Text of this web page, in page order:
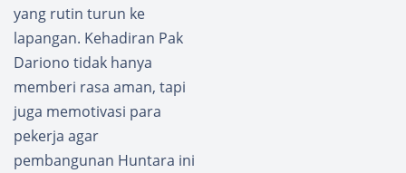
yang rutin turun ke
lapangan. Kehadiran Pak
Dariono tidak hanya
memberi rasa aman, tapi
juga memotivasi para
pekerja agar
pembangunan Huntara ini